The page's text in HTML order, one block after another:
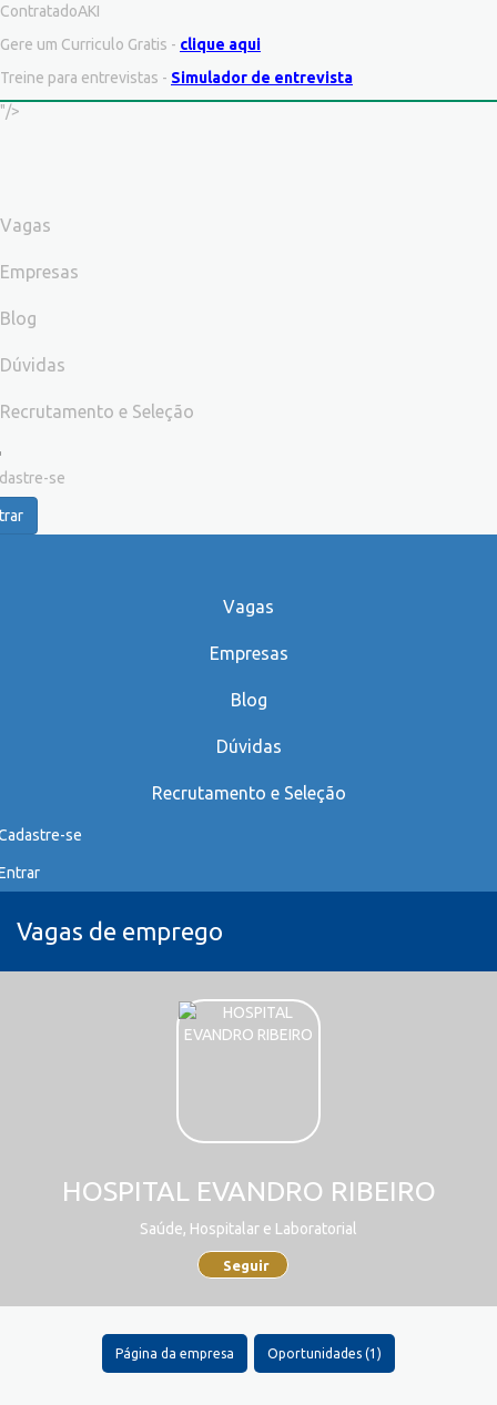
ContratadoAKI
Gere um Curriculo Gratis - clique aqui
Treine para entrevistas - Simulador de entrevista
"/>
Vagas
Empresas
Blog
Dúvidas
Recrutamento e Seleção
se
Vagas
Empresas
Blog
Dúvidas
Recrutamento e Seleção
se
Vagas de emprego
HOSPITAL EVANDRO RIBEIRO
Saúde, Hospitalar e Laboratorial
Seguir
Página da empresa Oportunidades (1)